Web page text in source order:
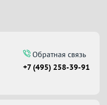
Обратная связь
+7 (495) 258-39-91